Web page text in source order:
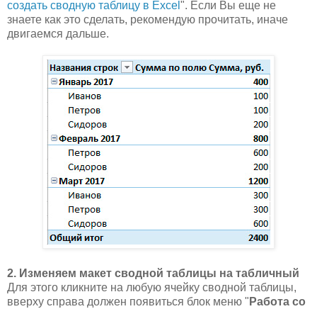
создать сводную таблицу в Excel ". Если Вы еще не
знаете как это сделать, рекомендую прочитать, иначе
двигаемся дальше.
2. Изменяем макет сводной таблицы на табличный
Для этого кликните на любую ячейку сводной таблицы,
вверху справа должен появиться блок меню " Работа со